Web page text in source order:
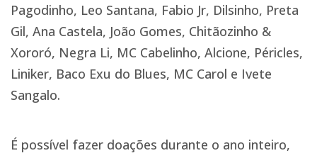
Pagodinho, Leo Santana, Fabio Jr, Dilsinho, Preta
Gil, Ana Castela, João Gomes, Chitãozinho &
Xororó, Negra Li, MC Cabelinho, Alcione, Péricles,
Liniker, Baco Exu do Blues, MC Carol e Ivete
Sangalo.
É possível fazer doações durante o ano inteiro,